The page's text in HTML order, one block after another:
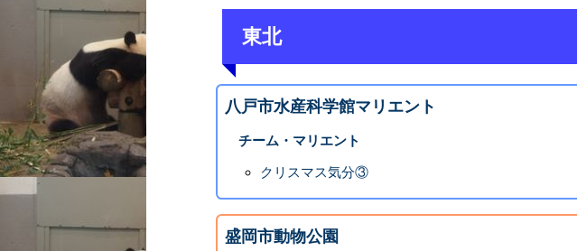
東北
八戸市水産科学館マリエント
チーム・マリエント
クリスマス気分③
盛岡市動物公園